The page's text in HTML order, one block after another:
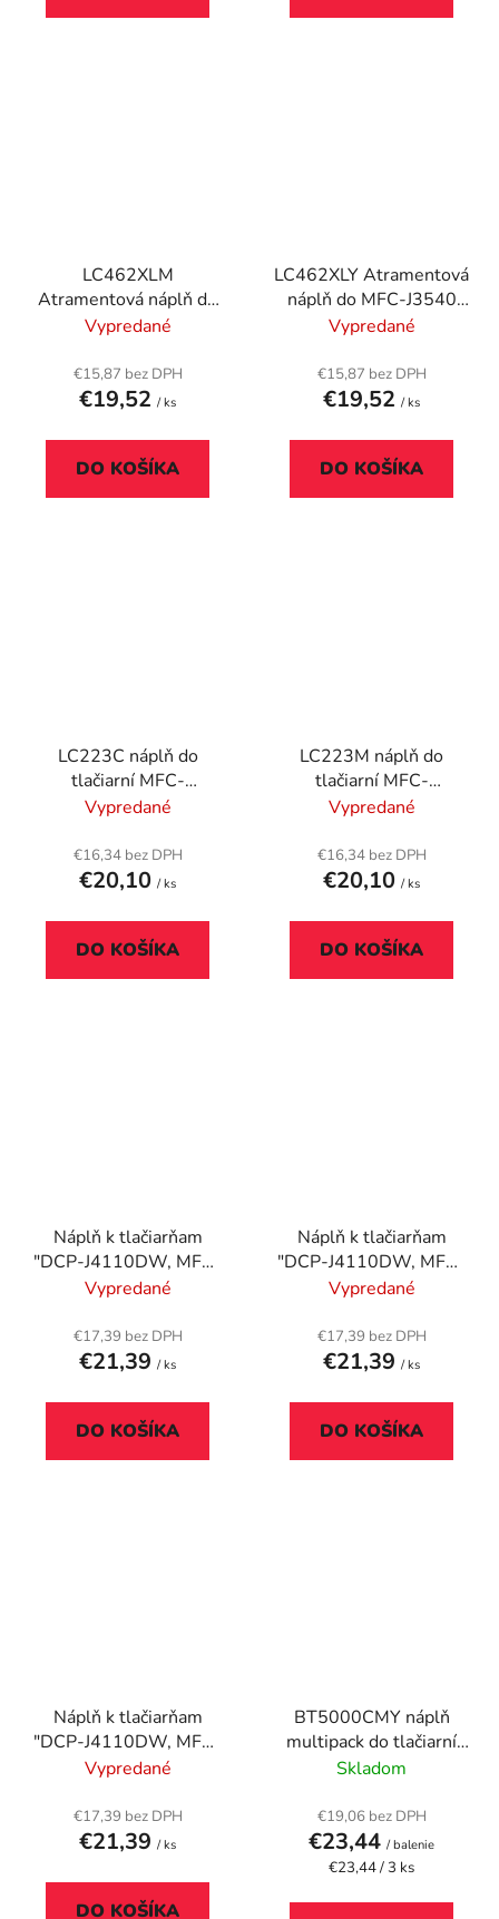
LC462XLM
Atramentová náplň do
MFC-J3540 tlačiarní,
1500 strán
Vypredané
€15,87 bez DPH
€19,52 / ks
DO KOŠÍKA
LC462XLY Atramentová
náplň do MFC-J3540
tlačiarní, BROTHER, žltá
Vypredané
€15,87 bez DPH
€19,52 / ks
DO KOŠÍKA
LC223C náplň do
tlačiarní MFC-
J4420DW, MFC-
modrá, 550 str.
Vypredané
€16,34 bez DPH
€20,10 / ks
DO KOŠÍKA
LC223M náplň do
tlačiarní MFC-
J4420DW, MFC-
červená, 550 str.
Vypredané
€16,34 bez DPH
€20,10 / ks
DO KOŠÍKA
Náplň k tlačiarňam
"DCP-J4110DW, MFC-
J4410DW", BROTHER,
Vypredané
€17,39 bez DPH
€21,39 / ks
DO KOŠÍKA
Náplň k tlačiarňam
"DCP-J4110DW, MFC-
J4410DW", BROTHER,
Vypredané
€17,39 bez DPH
€21,39 / ks
DO KOŠÍKA
Náplň k tlačiarňam
"DCP-J4110DW, MFC-
J4410DW", BROTHER,
Vypredané
€17,39 bez DPH
€21,39 / ks
DO KOŠÍKA
BT5000CMY náplň
multipack do tlačiarní
DCP T-300, 500W,
c+m+y, 3*5k
Skladom
€19,06 bez DPH
€23,44 / balenie
Jednotková
€23,44 / 3 ks